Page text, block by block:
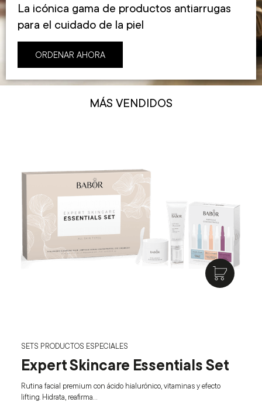
La icónica gama de productos antiarrugas
para el cuidado de la piel
ORDENAR AHORA
MÁS VENDIDOS​
SETS PRODUCTOS ESPECIALES
Expert Skincare Essentials Set
Rutina facial premium con ácido hialurónico, vitaminas y efecto
lifting. Hidrata, reafirma…